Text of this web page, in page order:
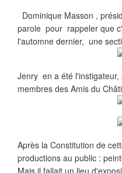
Dominique Masson ,
parole pour rappeler que
l'automne dernier, une
Jenry en a été
membres des Amis du
Après la Constitution de
productions au public :
Mais il fallait un lieu